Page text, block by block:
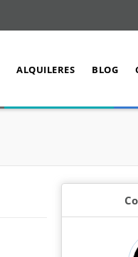
ALQUILERES BLOG